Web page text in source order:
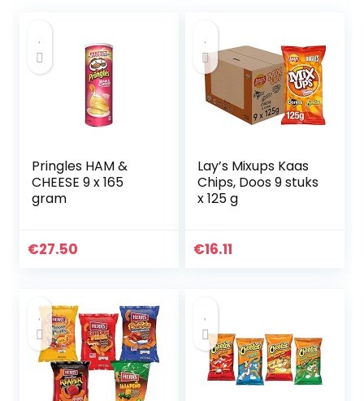
Pringles HAM &
CHEESE 9 x 165
gram
€27.50
Lay’s Mixups Kaas
Chips, Doos 9 stuks
x 125 g
€16.11